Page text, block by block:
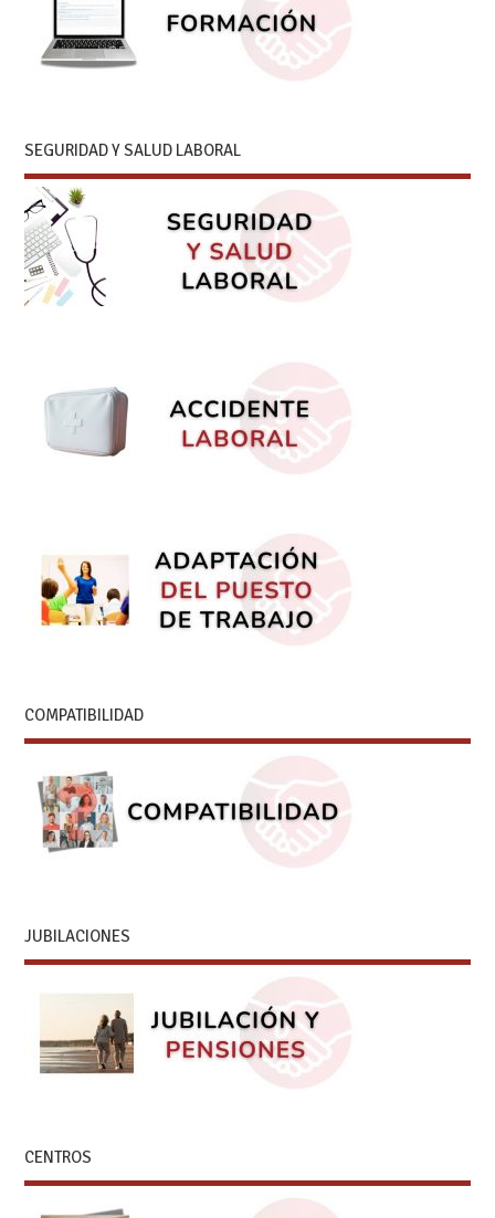
SEGURIDAD Y SALUD LABORAL
COMPATIBILIDAD
JUBILACIONES
CENTROS